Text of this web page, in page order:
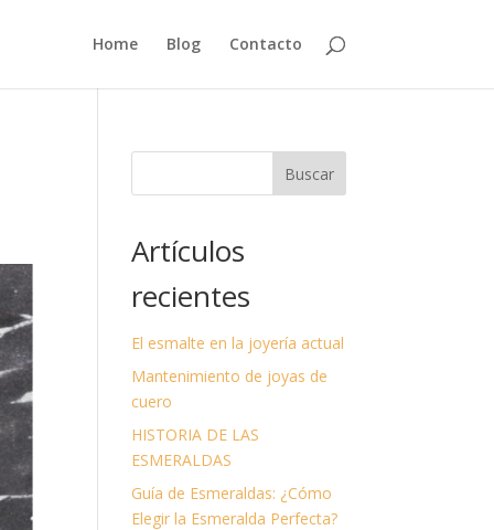
Home Blog Contacto
Buscar
Artículos
recientes
El esmalte en la joyería actual
Mantenimiento de joyas de
cuero
HISTORIA DE LAS
ESMERALDAS
Guía de Esmeraldas: ¿Cómo
Elegir la Esmeralda Perfecta?